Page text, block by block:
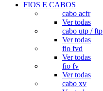
FIOS E CABOS
cabo acfr
Ver todas
cabo utp / ftp
Ver todas
fio fvd
Ver todas
fio fv
Ver todas
cabo xv